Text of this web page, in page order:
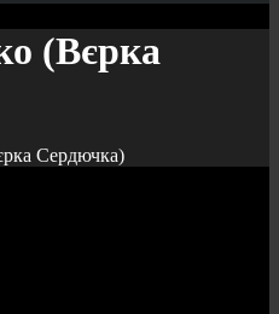
(Вєрка
Сердючка)